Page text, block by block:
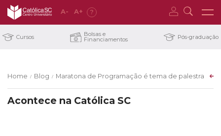
A- A+ ?
Cursos Bolsas e
Financiamentos Pós-graduação
Home / Blog / Maratona de Programação é tema de palestra
Acontece na Católica SC